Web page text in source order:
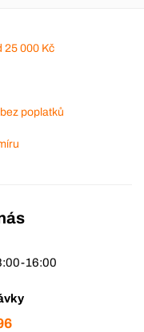
25 000 Kč
poplatků
16:00